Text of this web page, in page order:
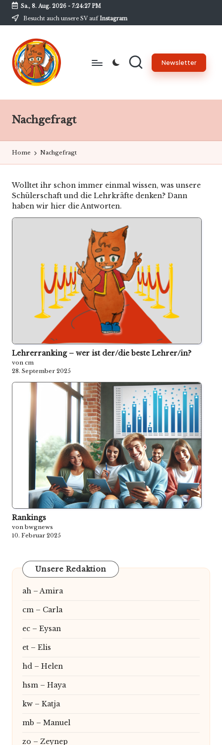
Skip
content
Sa., 8. Aug. 2026- 7:24:27 PM
Besucht auch unsere SV aufInstagram
B
w
-
N
e
w
s
am
BwG
Newsletter
Nachgefragt
Home Nachgefragt
Wolltet ihr schon immer einmal wissen, was unsere
Schülerschaft und die Lehrkräfte denken? Dann
haben wir hier die Antworten.
Lehrerranking – wer ist der/die beste Lehrer/in?
von cm
28. September 2025
Rankings
von bwgnews
10. Februar 2025
Unsere Redaktion
ah – Amira
cm – Carla
ec – Eysan
et – Elis
hd – Helen
hsm – Haya
kw – Katja
mb – Manuel
zo – Zeynep